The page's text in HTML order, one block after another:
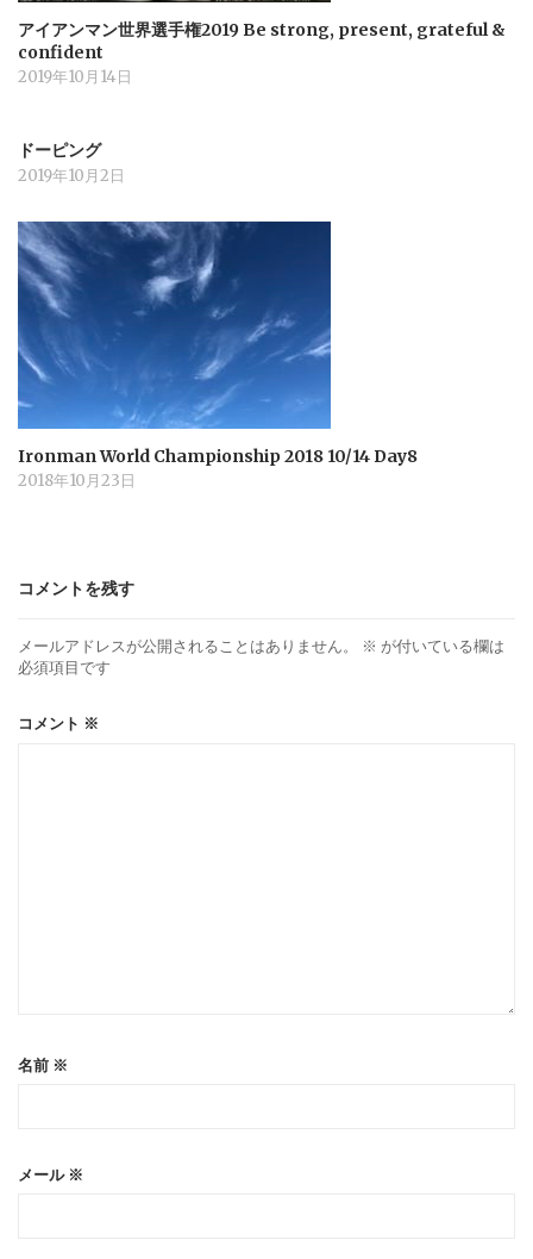
アイアンマン世界選手権2019 Be strong, present, grateful &
confident
2019年10月14日
ドーピング
2019年10月2日
Ironman World Championship 2018 10/14 Day8
2018年10月23日
コメントを残す
メールアドレスが公開されることはありません。 ※ が付いている欄は
必須項目です
コメント ※
名前 ※
メール ※